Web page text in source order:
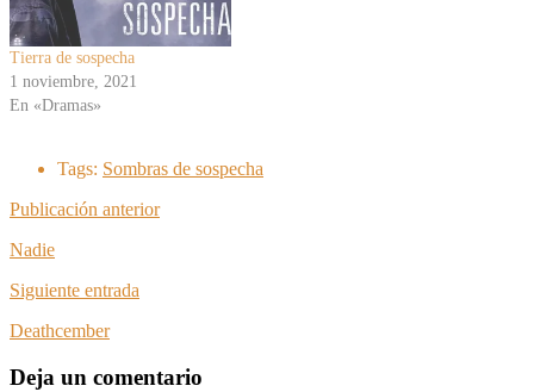
Tierra de sospecha
1 noviembre, 2021
En «Dramas»
Tags: Sombras de sospecha
Publicación anterior
Nadie
Siguiente entrada
Deathcember
Deja un comentario